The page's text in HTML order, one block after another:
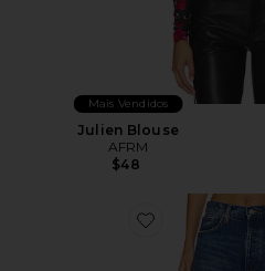
Mais Vendidos
Julien Blouse
AFRM
$48
Favorite CALÇA